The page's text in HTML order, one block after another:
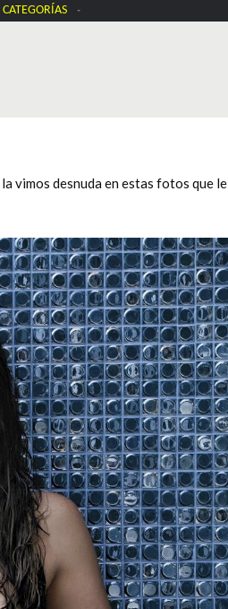
CATEGORÍAS
la vimos desnuda en estas fotos que le